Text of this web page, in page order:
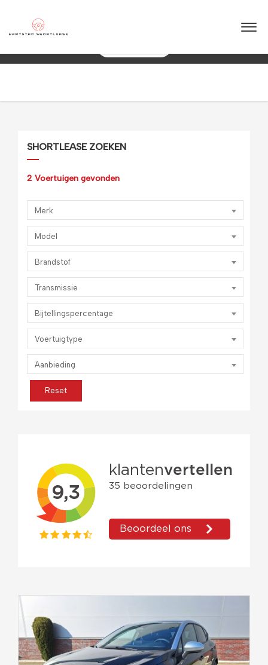
10+ jaar ervaring in shortlease – Betrouwbaar & flexibel!
SHORTLEASE ZOEKEN
2 Voertuigen gevonden
Merk
Model
Brandstof
Transmissie
Bijtellingspercentage
Voertuigtype
Aanbieding
Reset